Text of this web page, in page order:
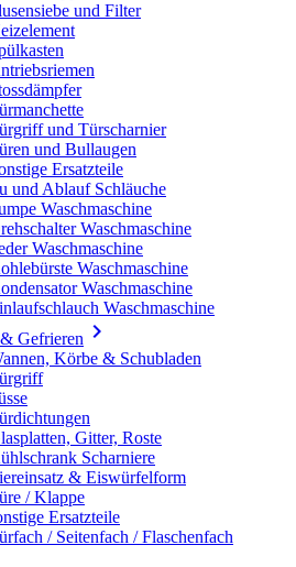
und Filter
und Türscharnier
und Bullaugen
Ersatzteile
und Ablauf Schläuche
Waschmaschine
Waschmaschine
Waschmaschine
Waschmaschine
Waschmaschine
Waschmaschine
Gefrieren 
Körbe & Schubladen
Gitter, Roste
Scharniere
& Eiswürfelform
/ Klappe
Ersatzteile
/ Seitenfach / Flaschenfach